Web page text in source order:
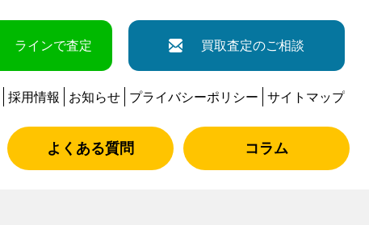
ラインで査定 買取査定のご相談
採用情報 お知らせ プライバシーポリシー サイトマップ
よくある質問 コラム